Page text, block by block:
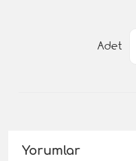
Adet
Yorumlar